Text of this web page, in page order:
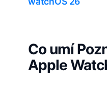
Co umí
Apple